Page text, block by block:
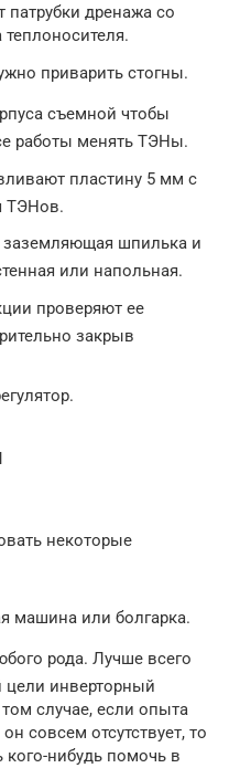
патрубки дренажа со
приварить стогны.
съемной чтобы
работы менять ТЭНы.
пластину 5 мм с
ТЭНов.
заземляющая шпилька и
или напольная.
проверяют ее
закрыв
некоторые
машина или болгарка.
рода. Лучше всего
цели инверторный
случае, если опыта
совсем отсутствует, то
кого-нибудь помочь в